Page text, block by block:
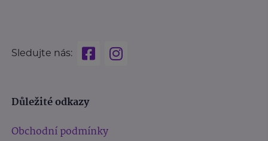
Sledujte nás:
Důležité odkazy
Obchodní podmínky